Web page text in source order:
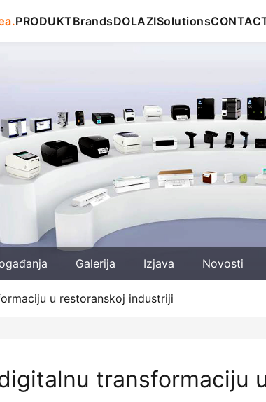
PRODUKTBrandsDOLAZISolutions
Galerija Izjava Novosti
u restoranskoj industriji
transformaciju